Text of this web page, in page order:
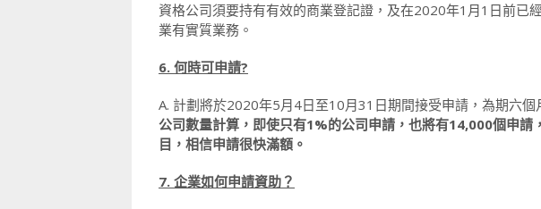
資格公司須要持有有效的商業登記證，及在2020年1月1日前已
業有實質業務。
6. 何時可申請?
A. 計劃將於2020年5月4日至10月31日期間接受申請，為期六個
公司數量計算，即使只有1%的公司申請，也將有14,000個申請
目，相信申請很快滿額 。
7. 企業如何申請資助？